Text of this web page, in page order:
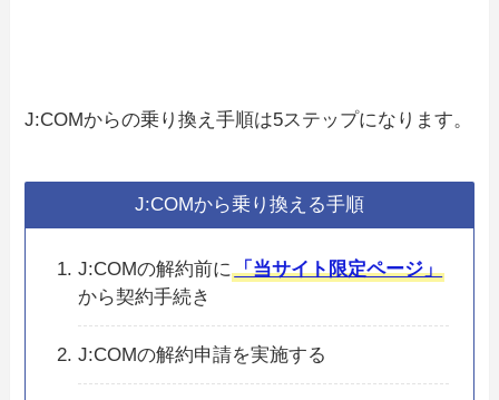
J:COMからの乗り換え手順は5ステップになります。
J:COMから乗り換える手順
J:COMの解約前に「当サイト限定ページ」
から契約手続き
J:COMの解約申請を実施する